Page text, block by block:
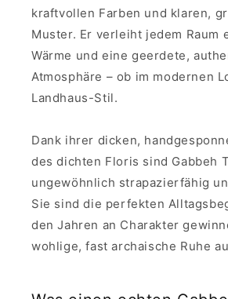
kraftvollen Farben und klaren,
Muster. Er verleiht jedem Raum
Wärme und eine geerdete,
Atmosphäre – ob im modernen
Landhaus-Stil.
Dank ihrer dicken,
des dichten Floris sind Gabbeh
ungewöhnlich strapazierfähig
Sie sind die perfekten
den Jahren an Charakter
wohlige, fast archaische Ruhe